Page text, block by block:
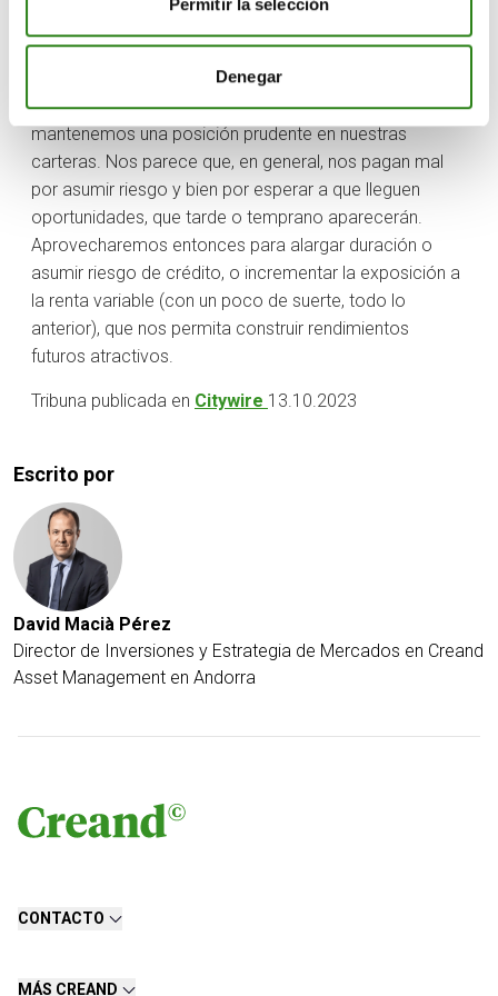
Denegar
ser más exigentes que antes con los activos de riesgo
– carece de sentido asumirlo, si van a darnos poco
más que un fondo monetario. Es por ello que
mantenemos una posición prudente en nuestras
carteras. Nos parece que, en general, nos pagan mal
por asumir riesgo y bien por esperar a que lleguen
oportunidades, que tarde o temprano aparecerán.
Aprovecharemos entonces para alargar duración o
asumir riesgo de crédito, o incrementar la exposición a
la renta variable (con un poco de suerte, todo lo
anterior), que nos permita construir rendimientos
futuros atractivos.
Tribuna publicada en Citywire 13.10.2023
Escrito por
David Macià Pérez
Director de Inversiones y Estrategia de Mercados en Creand
Asset Management en Andorra
CONTACTO
MÁS CREAND